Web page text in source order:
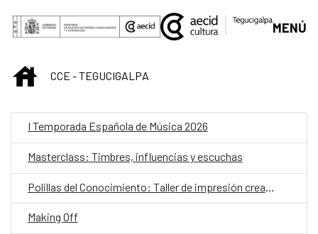
Saltar al contenido principal
MENÚ
INICIOCCE - TEGUCIGALPA
I Temporada Española de Música 2026
Masterclass: Timbres, influencias y escuchas
Making Off